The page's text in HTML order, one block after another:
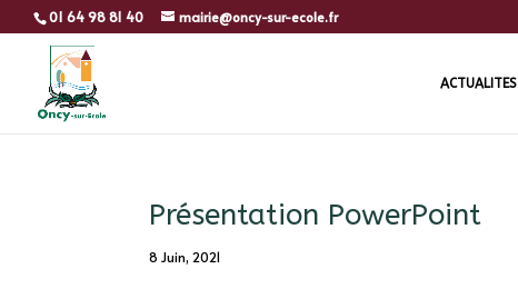
01 64 98 81 40 mairie@oncy-sur-ecole.fr
ACTUALITES
Présentation PowerPoint
8 Juin, 2021